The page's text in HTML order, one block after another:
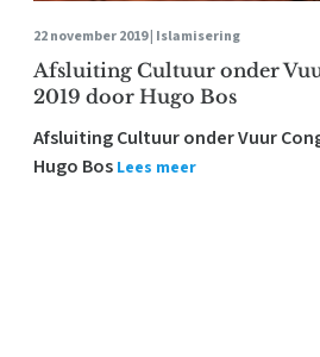
22 november 2019 | Islamisering
Afsluiting Cultuur onder
2019 door Hugo Bos
Afsluiting Cultuur onder Vuur
Hugo Bos Lees meer